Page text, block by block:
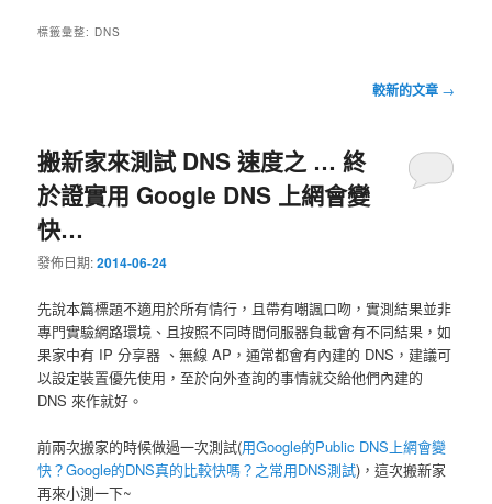
標籤彙整: DNS
覽
較新的文章 →
搬新家來測試 DNS 速度之 … 終
於證實用 Google DNS 上網會變
快…
發佈日期:2014-06-24
先說本篇標題不適用於所有情行，且帶有嘲諷口吻，實測結果並非
專門實驗網路環境、且按照不同時間伺服器負載會有不同結果，如
果家中有 IP 分享器 、無線 AP，通常都會有內建的 DNS，建議可
以設定裝置優先使用，至於向外查詢的事情就交給他們內建的
DNS 來作就好。
前兩次搬家的時候做過一次測試(用Google的Public DNS上網會變
快？Google的DNS真的比較快嗎？之常用DNS測試)，這次搬新家
再來小測一下~